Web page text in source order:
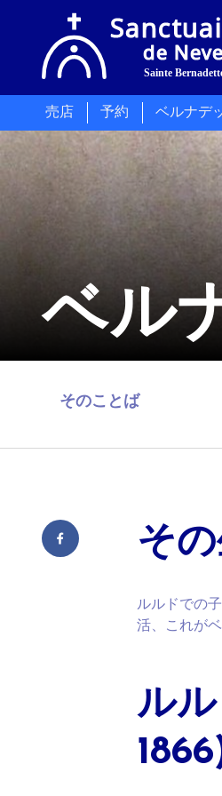
売店 予約 ベルナデ
ベル
そのことば
そ
ルルドでの
活、これが
ル